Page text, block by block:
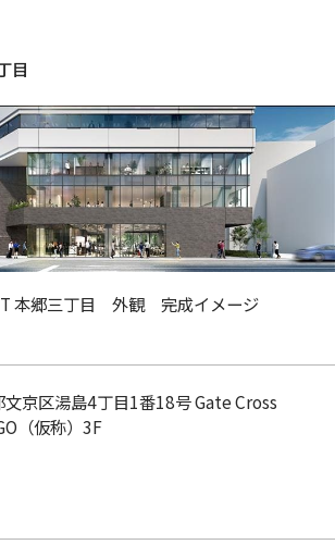
目
本郷三丁目 外観 完成イメージ
文京区湯島4丁目1番18号 Gate Cross
（仮称）3F